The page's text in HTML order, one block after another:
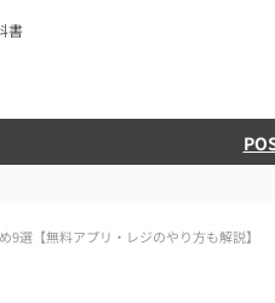
書
9選【無料アプリ・レジのやり方も解説】